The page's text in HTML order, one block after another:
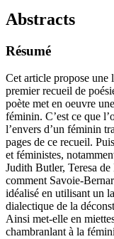
Abstracts
Résumé
Cet article propose une
premier recueil de
poète met en oeuvre
féminin. C’est ce que
l’envers d’un féminin
pages de ce recueil.
et féministes,
Judith Butler, Teresa
comment Savoie-
idéalisé en utilisant un
dialectique de la
Ainsi met-elle en
chambranlant à la